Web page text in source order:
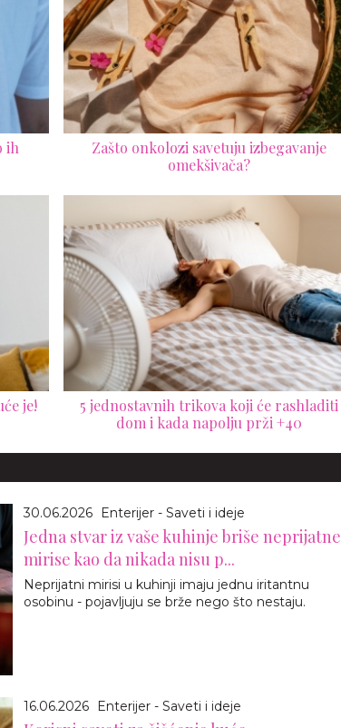
ih
Zašto onkolozi savetuju izbegavanje
omekšivača?
je!
5 jednostavnih trikova koji će rashladiti
dom i kada napolju prži +40
30.06.2026 Enterijer - Saveti i ideje
Jedna stvar iz vaše kuhinje briše neprijatne
mirise kao da nikada nisu p...
Neprijatni mirisi u kuhinji imaju jednu iritantnu
osobinu - pojavljuju se brže nego što nestaju.
16.06.2026 Enterijer - Saveti i ideje